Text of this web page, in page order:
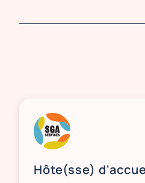
Hôte(sse)